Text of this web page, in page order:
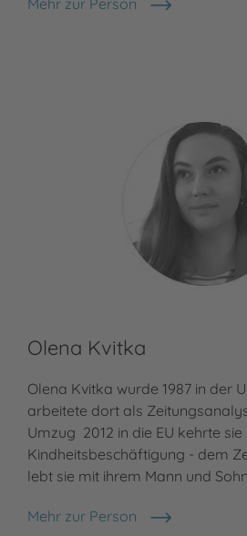
Mehr zur Person
Sabine Praml
Olena Kvitka
Olena Kvitka wurde 1987 in der
arbeitete dort als
Umzug 2012 in die EU kehrte
Kindheitsbeschäftigung - dem
lebt sie mit ihrem Mann und
Mehr zur Person
Olena Kvitka